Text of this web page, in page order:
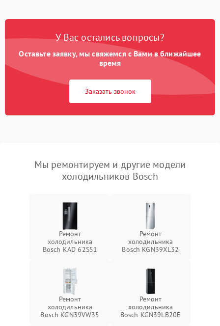
У Вас остались вопросы?
Оставьте заявку, мы свяжемся с Вами в ближайшее
время
Заказать звонок
Мы ремонтируем и другие модели
холодильников Bosch
Ремонт
холодильника
Bosch KAD 62S51
Ремонт
холодильника
Bosch KGN39XL32
Ремонт
холодильника
Bosch KGN39VW35
Ремонт
холодильника
Bosch KGN39LB20E